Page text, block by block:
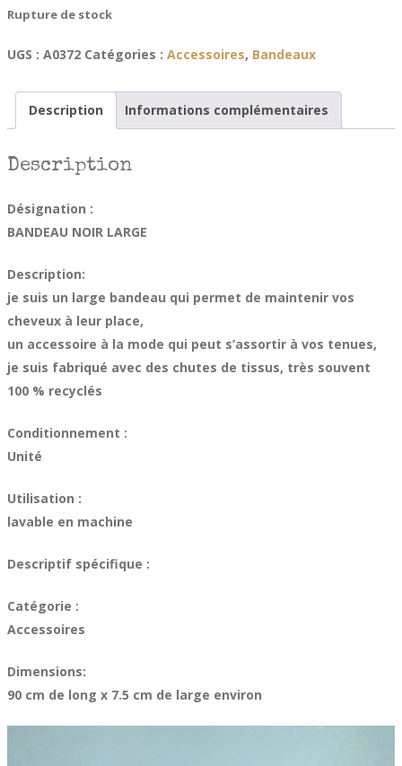
Rupture de stock
UGS : A0372 Catégories : Accessoires, Bandeaux
Description Informations complémentaires
Description
Désignation :
BANDEAU NOIR LARGE
Description:
je suis un large bandeau qui permet de maintenir vos
cheveux à leur place,
un accessoire à la mode qui peut s’assortir à vos tenues,
je suis fabriqué avec des chutes de tissus, très souvent
100 % recyclés
Conditionnement :
Unité
Utilisation :
lavable en machine
Descriptif spécifique :
Catégorie :
Accessoires
Dimensions:
90 cm de long x 7.5 cm de large environ